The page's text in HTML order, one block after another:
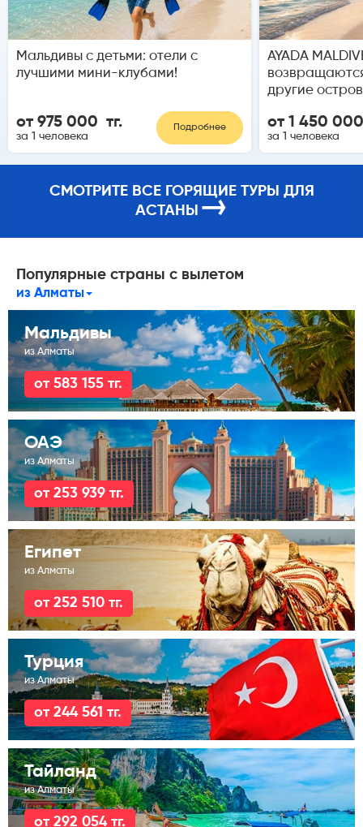
Мальдивы с детьми: отели с
лучшими мини-клубами!
от 975 000 тг.
за 1 человека
Подробнее
AYADA
другие
от 1 450
за 1 человека
СМОТРИТЕ ВСЕ ГОРЯЩИЕ ТУРЫ ДЛЯ
АСТАНЫ →
Популярные страны с вылетом
из Алматы
Мальдивы
из Алматы
от 583 155 тг.
ОАЭ
из Алматы
от 253 939 тг.
Египет
из Алматы
от 252 510 тг.
Турция
из Алматы
от 244 561 тг.
Тайланд
из Алматы
от 292 054 тг.